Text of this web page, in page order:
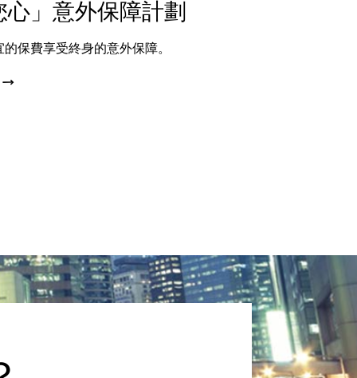
心」意外保障計劃
保費享受終身的意外保障。